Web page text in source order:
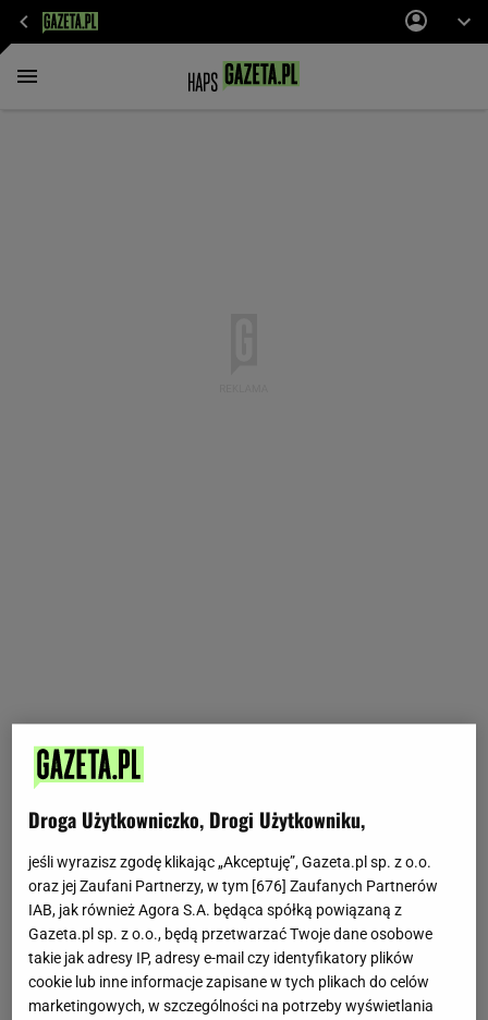
Droga Użytkowniczko, Drogi Użytkowniku,
jeśli wyrazisz zgodę klikając „Akceptuję”, Gazeta.pl sp. z o.o.
oraz jej Zaufani Partnerzy, w tym [676] Zaufanych Partnerów
IAB, jak również Agora S.A. będąca spółką powiązaną z
Gazeta.pl sp. z o.o., będą przetwarzać Twoje dane osobowe
takie jak adresy IP, adresy e-mail czy identyfikatory plików
cookie lub inne informacje zapisane w tych plikach do celów
marketingowych, w szczególności na potrzeby wyświetlania